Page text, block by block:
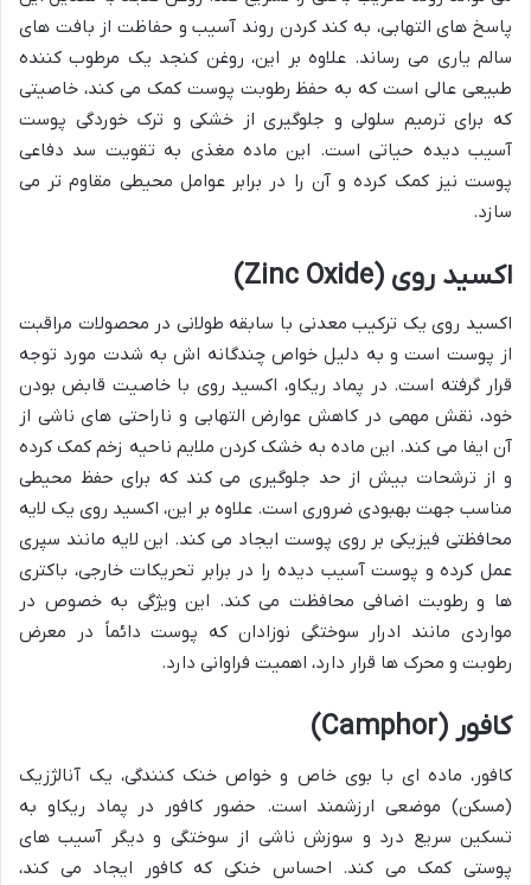
پاسخ های التهابی، به کند کردن روند آسیب و حفاظت از بافت های
سالم یاری می رساند. علاوه بر این، روغن کنجد یک مرطوب کننده
طبیعی عالی است که به حفظ رطوبت پوست کمک می کند، خاصیتی
که برای ترمیم سلولی و جلوگیری از خشکی و ترک خوردگی پوست
آسیب دیده حیاتی است. این ماده مغذی به تقویت سد دفاعی
پوست نیز کمک کرده و آن را در برابر عوامل محیطی مقاوم تر می
سازد.
اکسید روی (Zinc Oxide)
اکسید روی یک ترکیب معدنی با سابقه طولانی در محصولات مراقبت
از پوست است و به دلیل خواص چندگانه اش به شدت مورد توجه
قرار گرفته است. در پماد ریکاو، اکسید روی با خاصیت قابض بودن
خود، نقش مهمی در کاهش عوارض التهابی و ناراحتی های ناشی از
آن ایفا می کند. این ماده به خشک کردن ملایم ناحیه زخم کمک کرده
و از ترشحات بیش از حد جلوگیری می کند که برای حفظ محیطی
مناسب جهت بهبودی ضروری است. علاوه بر این، اکسید روی یک لایه
محافظتی فیزیکی بر روی پوست ایجاد می کند. این لایه مانند سپری
عمل کرده و پوست آسیب دیده را در برابر تحریکات خارجی، باکتری
ها و رطوبت اضافی محافظت می کند. این ویژگی به خصوص در
مواردی مانند ادرار سوختگی نوزادان که پوست دائماً در معرض
رطوبت و محرک ها قرار دارد، اهمیت فراوانی دارد.
کافور (Camphor)
کافور، ماده ای با بوی خاص و خواص خنک کنندگی، یک آنالژزیک
(مسکن) موضعی ارزشمند است. حضور کافور در پماد ریکاو به
تسکین سریع درد و سوزش ناشی از سوختگی و دیگر آسیب های
پوستی کمک می کند. احساس خنکی که کافور ایجاد می کند،